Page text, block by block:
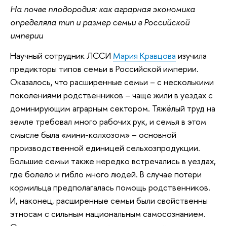
На почве плодородия: как аграрная экономика
определяла тип и размер семьи в Российской
империи
Научный сотрудник ЛССИ Мария Кравцова изучила
предикторы типов семьи в Российской империи.
Оказалось, что расширенные семьи – с несколькими
поколениями родственников – чаще жили в уездах с
доминирующим аграрным сектором. Тяжёлый труд на
земле требовал много рабочих рук, и семья в этом
смысле была «мини-колхозом» – основной
производственной единицей сельхозпродукции.
Большие семьи также нередко встречались в уездах,
где болело и гибло много людей. В случае потери
кормильца предполагалась помощь родственников.
И, наконец, расширенные семьи были свойственны
этносам с сильным национальным самосознанием.